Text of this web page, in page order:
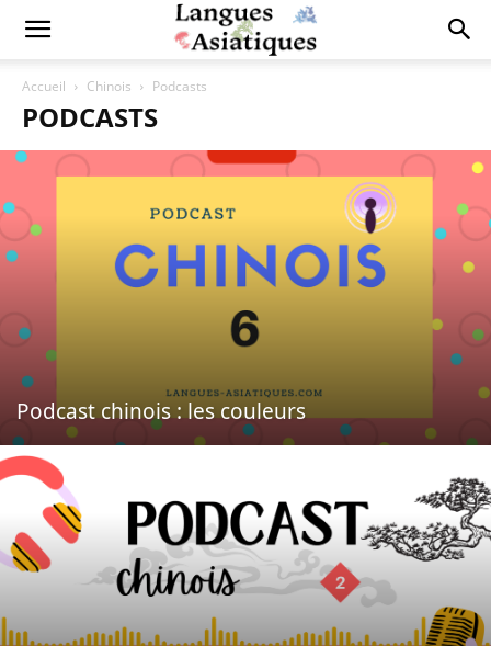
Accueil Chinois Podcasts
PODCASTS
Podcast chinois : les couleurs